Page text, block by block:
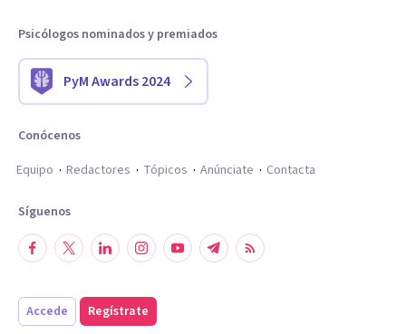
Psicólogos nominados y premiados
PyM Awards 2024
Conócenos
Equipo
Redactores Tópicos Anúnciate Contacta
Síguenos
Accede Regístrate